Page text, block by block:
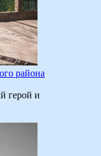
района
герой и